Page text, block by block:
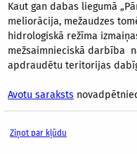
Kaut gan dabas liegumā
meliorācija, mežaudzes
hidrologiskā režīma
mežsaimnieciskā darbība
apdraudētu teritorijas
Avotu saraksts
Ziņot par kļūdu